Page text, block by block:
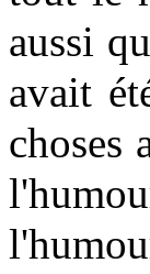
aussi
avait
choses